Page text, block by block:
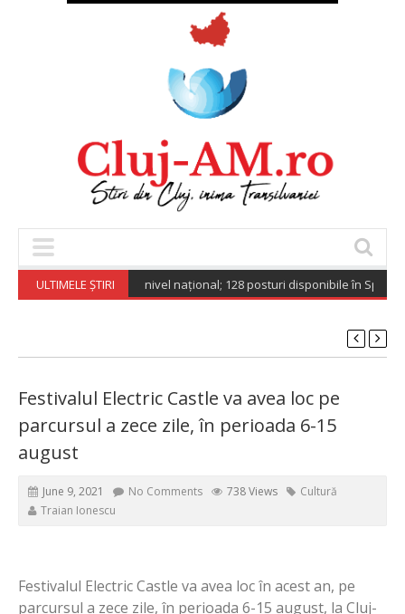
ULTIMELE ȘTIRI
de muncă vacante la nivel național; 128 posturi disponibile în Spațiul
Festivalul Electric Castle va avea loc pe
parcursul a zece zile, în perioada 6-15
august
June 9, 2021 No Comments 738 Views
Cultură
Traian Ionescu
Festivalul Electric Castle va avea loc în acest an, pe
parcursul a zece zile, în perioada 6-15 august, la Cluj-